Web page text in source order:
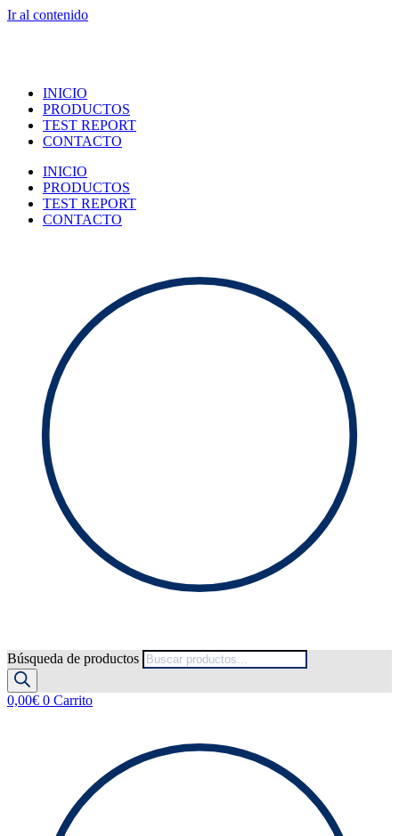
Ir al contenido
INICIO
PRODUCTOS
TEST REPORT
CONTACTO
INICIO
PRODUCTOS
TEST REPORT
CONTACTO
Búsqueda de productos
0,00€ 0 Carrito